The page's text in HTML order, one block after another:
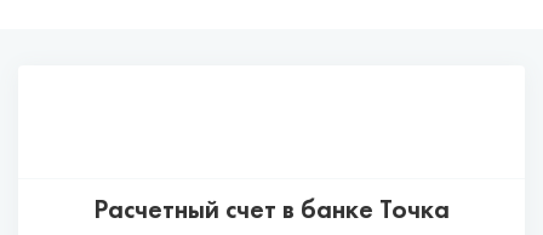
Расчетный счет в банке Точка